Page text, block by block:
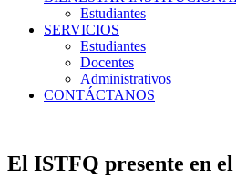
Estudiantes
SERVICIOS
Estudiantes
Docentes
Administrativos
CONTÁCTANOS
El ISTFQ presente en